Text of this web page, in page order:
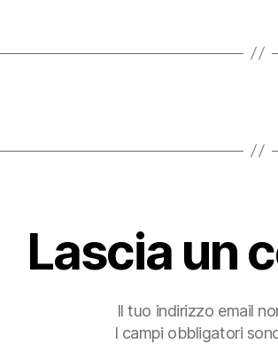
Lascia un
Il tuo indirizzo email
I campi obbligatori